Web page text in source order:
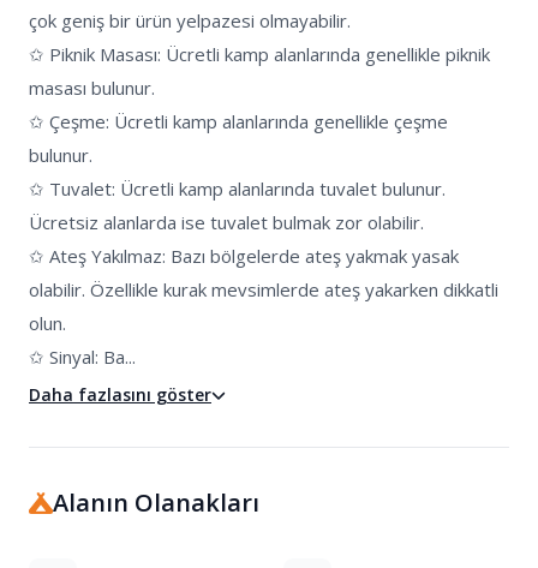
çok geniş bir ürün yelpazesi olmayabilir.
✩ Piknik Masası: Ücretli kamp alanlarında genellikle piknik
masası bulunur.
✩ Çeşme: Ücretli kamp alanlarında genellikle çeşme
bulunur.
✩ Tuvalet: Ücretli kamp alanlarında tuvalet bulunur.
Ücretsiz alanlarda ise tuvalet bulmak zor olabilir.
✩ Ateş Yakılmaz: Bazı bölgelerde ateş yakmak yasak
olabilir. Özellikle kurak mevsimlerde ateş yakarken dikkatli
olun.
✩ Sinyal: Ba...
Daha fazlasını göster
Alanın Olanakları